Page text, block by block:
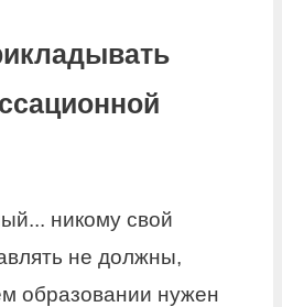
никому свой
не должны,
образовании нужен